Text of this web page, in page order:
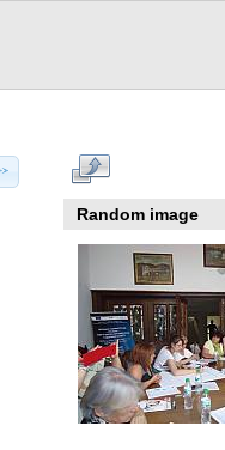
Random image